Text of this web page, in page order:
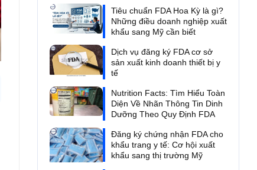
Tiêu chuẩn FDA Hoa Kỳ là gì?
Những điều doanh nghiệp xuất
khẩu sang Mỹ cần biết
Dịch vụ đăng ký FDA cơ sở
sản xuất kinh doanh thiết bị y
tế
Nutrition Facts: Tìm Hiểu Toàn
Diện Về Nhãn Thông Tin Dinh
Dưỡng Theo Quy Định FDA
Đăng ký chứng nhận FDA cho
khẩu trang y tế: Cơ hội xuất
khẩu sang thị trường Mỹ